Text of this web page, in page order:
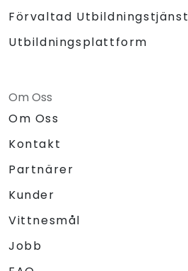
Förvaltad Utbildningstjänst
Utbildningsplattform
Om Oss
Om Oss
Kontakt
Partnärer
Kunder
Vittnesmål
Jobb